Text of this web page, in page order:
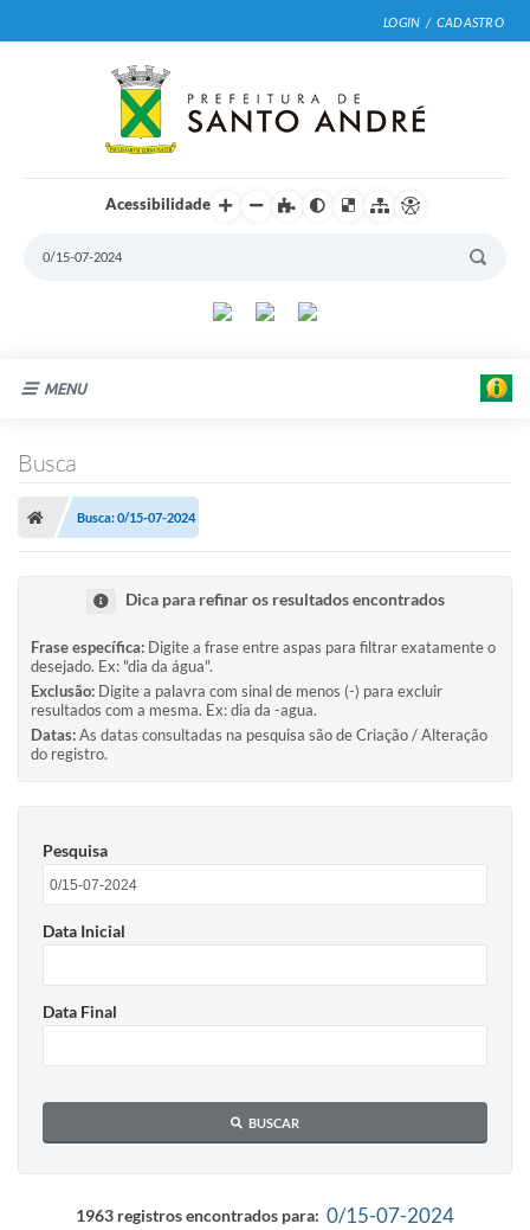
LOGIN / CADASTRO
Acessibilidade
MENU
Portal de Serviços
Consultar Processos
Contas Públicas
Contratos
Sabina
Editais
Legislação
Busca
Busca: 0/15-07-2024
Dica para refinar os resultados encontrados
Frase específica: Digite a frase entre aspas para filtrar exatamente o
desejado. Ex: "dia da água".
Exclusão: Digite a palavra com sinal de menos (-) para excluir
resultados com a mesma. Ex: dia da -agua.
Datas:As datas consultadas na pesquisa são de Criação / Alteração
do registro.
Pesquisa
Data Inicial
Data Final
BUSCAR
1963 registros encontrados para: 0/15-07-2024